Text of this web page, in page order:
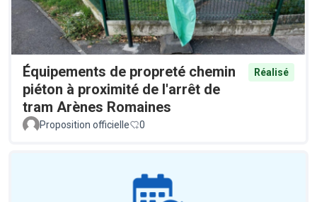
Équipements de propreté chemin
piéton à proximité de l'arrêt de
tram Arènes Romaines
Réalisé
Proposition officielle 0